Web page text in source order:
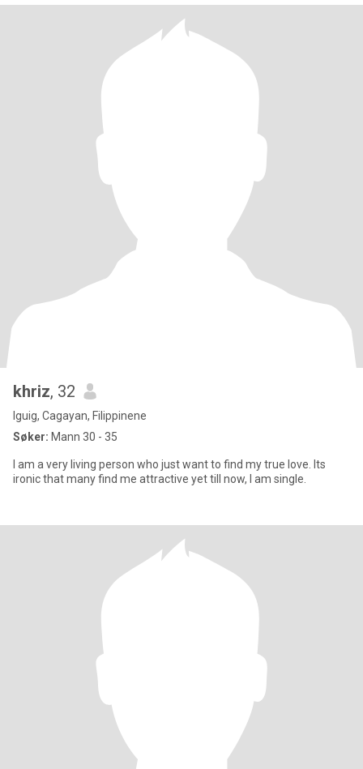
khriz, 32
Iguig, Cagayan, Filippinene
Søker: Mann 30 - 35
I am a very living person who just want to find my true love. Its
ironic that many find me attractive yet till now, I am single.